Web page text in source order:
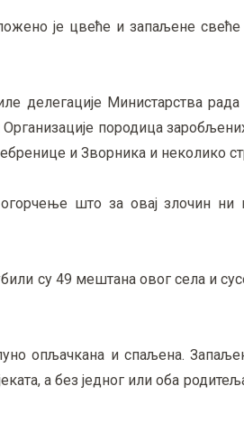
је цвеће и запаљене
делегације Министарства
породица
и Зворника и неколико
што за овај злочин ни
су 49 мештана овог села и
опљачкана и спаљена.
а без једног или оба